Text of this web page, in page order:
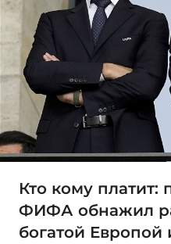
Кто кому платит:
ФИФА обнажил
богатой Европой